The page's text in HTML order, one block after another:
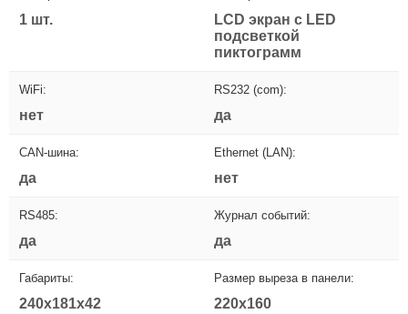
1 шт.
LCD экран с LED
подсветкой
пиктограмм
WiFi:
нет
RS232 (com):
да
CAN-шина:
да
Ethernet (LAN):
нет
RS485:
да
Журнал событий:
да
Габариты:
240x181x42
Размер выреза в панели:
220x160